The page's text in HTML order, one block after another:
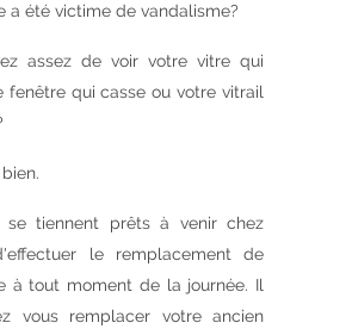
a été victime de vandalisme?
assez de voir votre vitre qui
fenêtre qui casse ou votre vitrail
se tiennent prêts à venir chez
le remplacement de
à tout moment de la journée. Il
vous remplacer votre ancien